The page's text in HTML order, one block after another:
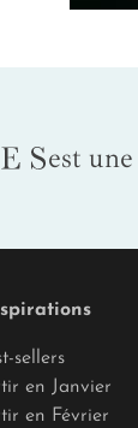
est
sellers
en Janvier
en Février